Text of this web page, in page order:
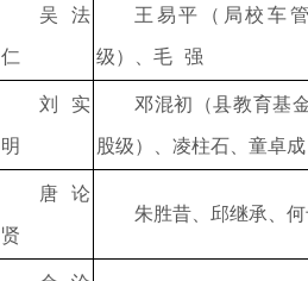
吴法
仁
王易平（局校车
级）、毛 强
刘实
明
邓混初（县教育基
股级）、凌柱石、童卓成
唐论
贤
朱胜昔、邱继承、